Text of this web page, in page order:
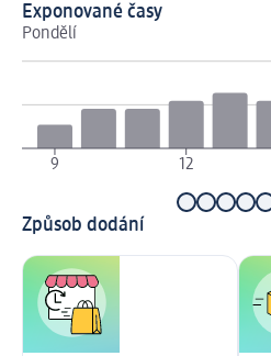
Exponované časy
Pondělí
9 12
Způsob dodání